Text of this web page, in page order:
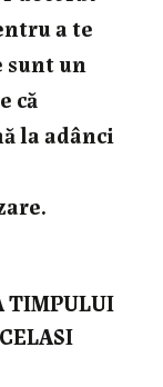
a te
sunt un
că
la adânci
TIMPULUI